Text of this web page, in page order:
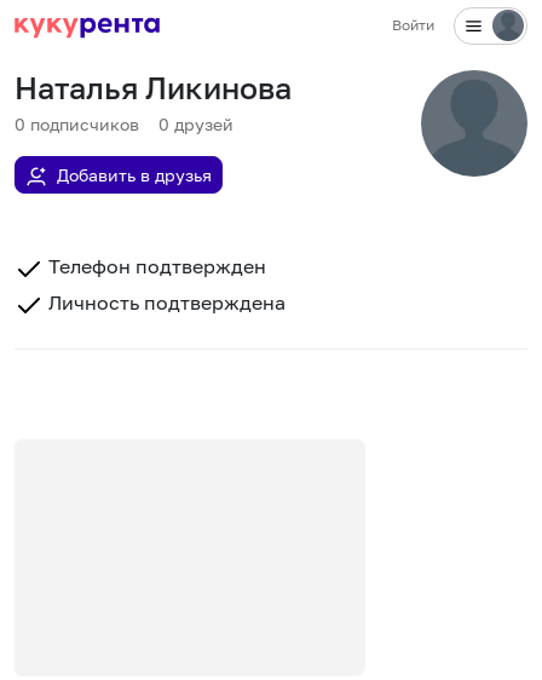
Войти
Наталья Ликинова
0 подписчиков 0 друзей
Добавить в друзья
Телефон подтвержден
Личность подтверждена